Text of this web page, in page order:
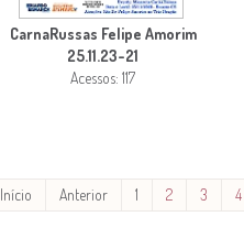
CarnaRussas Felipe Amorim
25.11.23-21
Acessos: 117
Início Anterior 1 2 3 4